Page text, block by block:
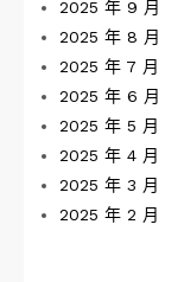
2025 年 9 月
2025 年 8 月
2025 年 7 月
2025 年 6 月
2025 年 5 月
2025 年 4 月
2025 年 3 月
2025 年 2 月